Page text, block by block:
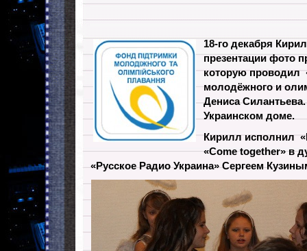
18-го декабря
презентации фото
которую проводил
молодёжного и
Дениса
Украинском доме.
Кирилл исполнил
«Come together» в
«Русское Радио Украина» Сергеем